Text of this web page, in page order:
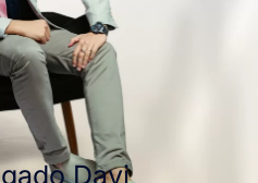
Davi